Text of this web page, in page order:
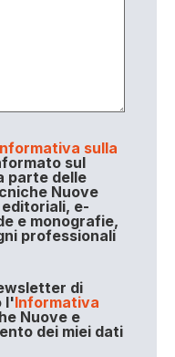
sulla
sul
parte delle
Nuove
e-
e monografie,
professionali
di
l'Informativa
Nuove e
dei miei dati